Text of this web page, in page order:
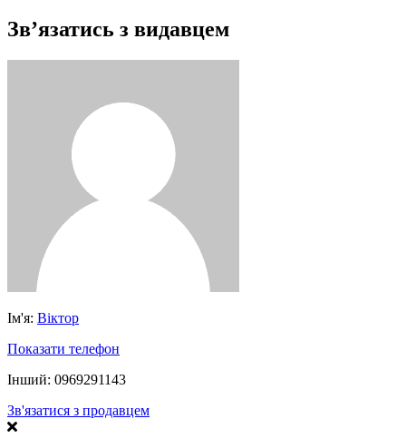
Зв’язатись з видавцем
Ім'я: Віктор
Показати телефон
Інший: 0969291143
Зв'язатися з продавцем